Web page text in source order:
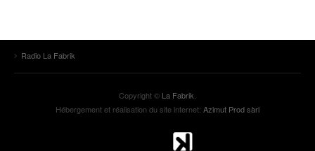
Radio La Fabrik
Copyright © La Fabrik
Hébergement et réalisation du site internet: Azimut Prod sàrl